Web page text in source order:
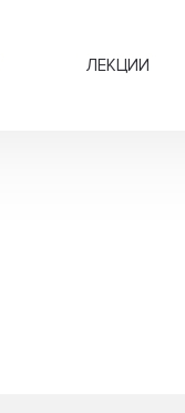
ЛЕКЦИИ